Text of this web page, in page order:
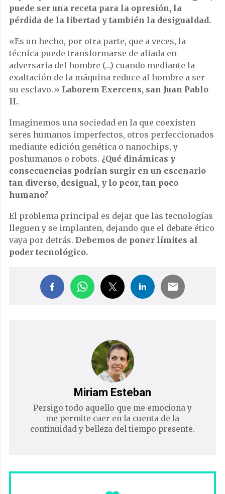
puede ser una receta para la opresión, la
pérdida de la libertad y también la desigualdad.
«Es un hecho, por otra parte, que a veces, la
técnica puede transformarse de aliada en
adversaria del hombre (…) cuando mediante la
exaltación de la máquina reduce al hombre a ser
su esclavo.» Laborem Exercens, san Juan Pablo
II.
Imaginemos una sociedad en la que coexisten
seres humanos imperfectos, otros perfeccionados
mediante edición genética o nanochips, y
poshumanos o robots. ¿Qué dinámicas y
consecuencias podrían surgir en un escenario
tan diverso, desigual, y lo peor, tan poco
humano?
El problema principal es dejar que las tecnologías
lleguen y se implanten, dejando que el debate ético
vaya por detrás. Debemos de poner límites al
poder tecnológico.
Miriam Esteban
Persigo todo aquello que me emociona y
me permite caer en la cuenta de la
continuidad y belleza del tiempo presente.